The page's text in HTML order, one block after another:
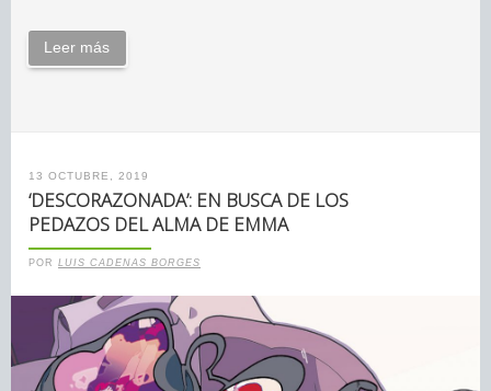
Leer más
13 OCTUBRE, 2019
‘DESCORAZONADA’: EN BUSCA DE LOS
PEDAZOS DEL ALMA DE EMMA
POR LUIS CADENAS BORGES